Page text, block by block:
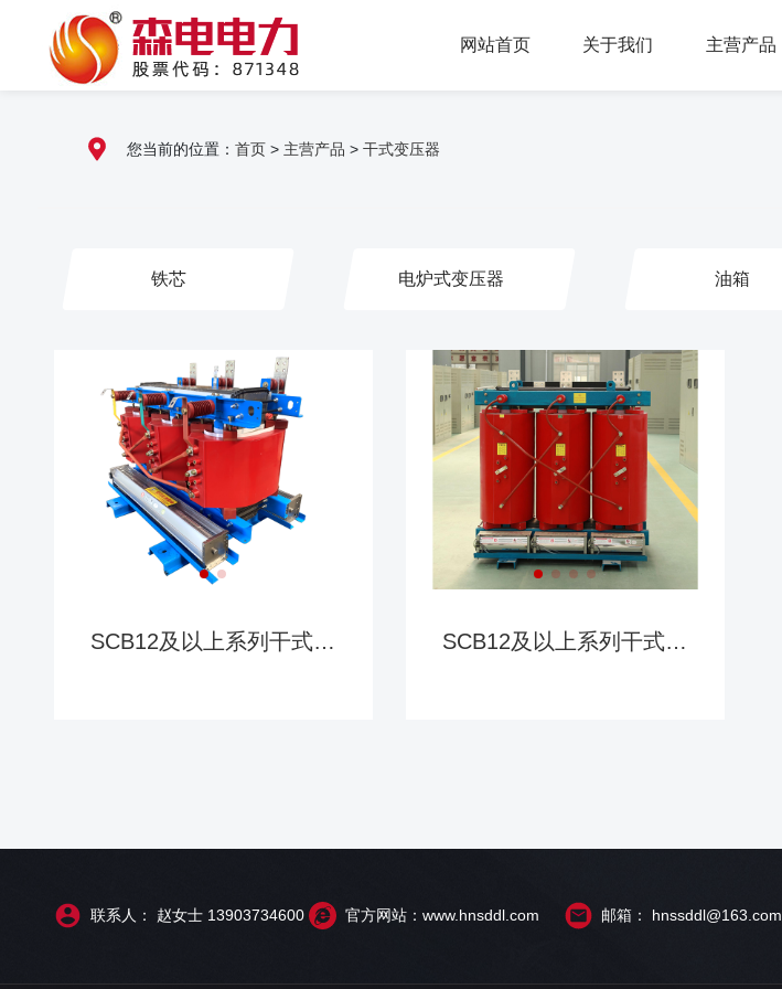
网站首页 关于我们 主营产品
您当前的位置： 首页> 主营产品 > 干式变压器
铁芯 电炉式变压器 油箱
SCB12及以上系列干式变
SCB12及以上系列干式变
联系人： 赵女士 13903734600 官方网站：www.hnsddl.com 邮箱： hnssddl@163.com